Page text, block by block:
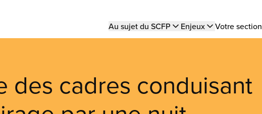
Main
Au sujet du SCFP Enjeux Votre
des cadres conduisant